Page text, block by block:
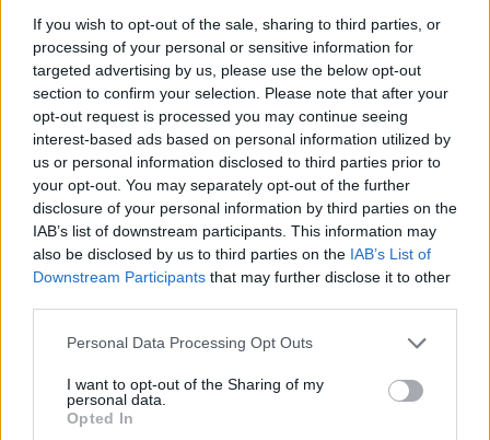
If you wish to opt-out of the sale, sharing to third parties, or
processing of your personal or sensitive information for
targeted advertising by us, please use the below opt-out
section to confirm your selection. Please note that after your
opt-out request is processed you may continue seeing
interest-based ads based on personal information utilized by
us or personal information disclosed to third parties prior to
your opt-out. You may separately opt-out of the further
disclosure of your personal information by third parties on the
IAB’s list of downstream participants. This information may
also be disclosed by us to third parties on the IAB’s List of
Downstream Participants that may further disclose it to other
Please note that this website/app uses one or more Google
not limited to your visit or usage behaviour. You may click to
grant or deny consent to Google and its third-party tags to
use your data for below specified purposes in below Google
Personal Data Processing Opt Outs
I want to opt-out of the Sharing of my
personal data.
Opted In
AiAdhubMedia